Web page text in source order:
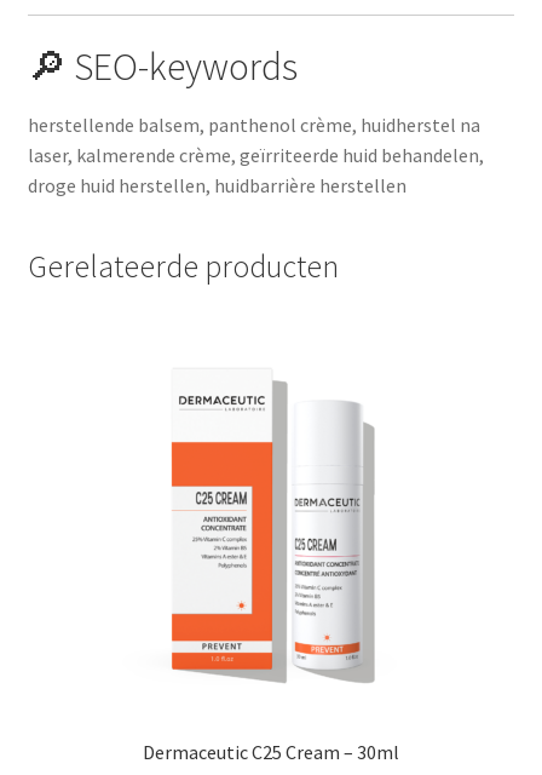
🔎 SEO-keywords
herstellende balsem, panthenol crème, huidherstel na
laser, kalmerende crème, geïrriteerde huid behandelen,
droge huid herstellen, huidbarrière herstellen
Gerelateerde producten
Dermaceutic C25 Cream – 30ml